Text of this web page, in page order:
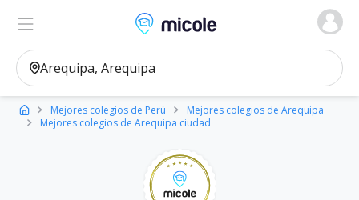
Micole, buscador de colegios
Ver en el mapa
Mejores colegios de Perú
Mejores colegios de Arequipa
Mejores colegios de Arequipa ciudad